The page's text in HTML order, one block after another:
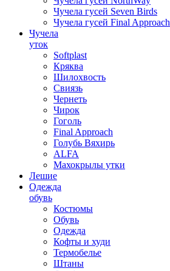
Чучела гусей Seven Birds
Чучела гусей Final Approach
Чучела
уток
Softplast
Кряква
Шилохвость
Свиязь
Чернеть
Чирок
Гоголь
Final Approach
Голубь Вяхирь
ALFA
Махокрылы утки
Лешие
Одежда
обувь
Костюмы
Обувь
Одежда
Кофты и худи
Термобелье
Штаны